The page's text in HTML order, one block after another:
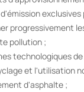
progressivement
pollution ;
technologiques de
et l'utilisation
d'asphalte ;